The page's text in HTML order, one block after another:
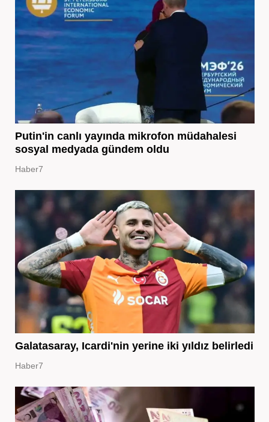
Putin'in canlı yayında mikrofon müdahalesi
sosyal medyada gündem oldu
Haber7
Galatasaray, Icardi'nin yerine iki yıldız belirledi
Haber7